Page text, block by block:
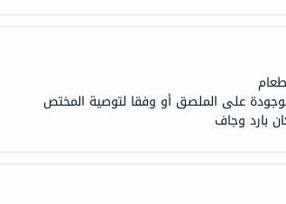
على الملصق أو وفقا لتوصية المختص
بارد وجاف